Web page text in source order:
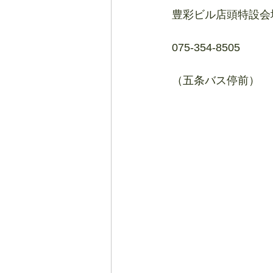
豊彩ビル店頭特設会
075-354-8505
（五条バス停前）